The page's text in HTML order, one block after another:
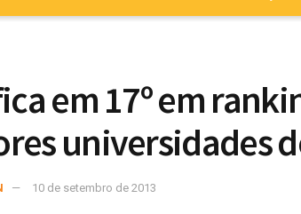
em 17º em
universidades
10 de setembro de 2013